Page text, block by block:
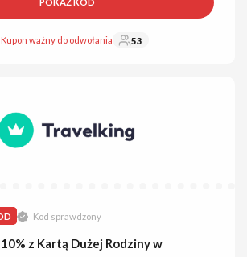
POKAŻ KOD
Kupon ważny do odwołania 53
Kod sprawdzony
z Kartą Dużej Rodziny w